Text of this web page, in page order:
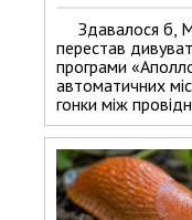
Здавалося б,
перестав
програми
автоматичних
гонки між